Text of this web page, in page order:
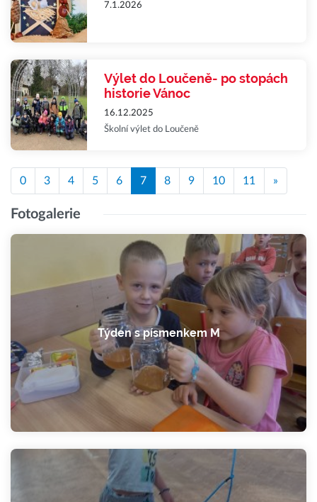
7.1.2026
Výlet do Loučeně- po stopách
historie Vánoc
16.12.2025
Školní výlet do Loučeně
0 3 4 5 6 7 8 9 10 11 »
Fotogalerie
Týden s písmenkem M